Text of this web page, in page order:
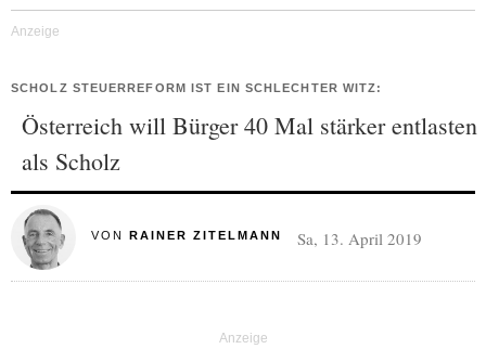
SCHOLZ STEUERREFORM IST EIN SCHLECHTER WITZ:
Österreich will Bürger 40 Mal stärker entlasten
als Scholz
VON RAINER ZITELMANN Sa, 13. April 2019